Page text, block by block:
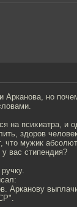
Арканова, но
на психиатра, и
здоров
что мужик
вас стипендия?
Арканову